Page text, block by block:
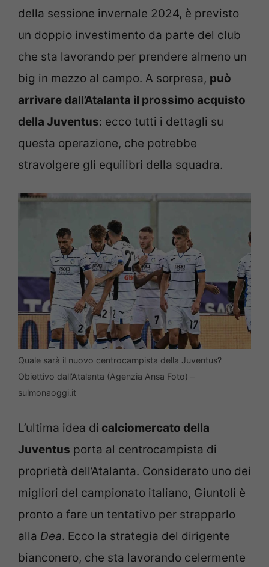
della sessione invernale 2024, è previsto
un doppio investimento da parte del club
che sta lavorando per prendere almeno un
big in mezzo al campo. A sorpresa, può
arrivare dall’Atalanta il prossimo acquisto
della Juventus: ecco tutti i dettagli su
questa operazione, che potrebbe
stravolgere gli equilibri della squadra.
Quale sarà il nuovo centrocampista della Juventus?
Obiettivo dall’Atalanta (Agenzia Ansa Foto) –
sulmonaoggi.it
L’ultima idea di calciomercato della
Juventus porta al centrocampista di
proprietà dell’Atalanta. Considerato uno dei
migliori del campionato italiano, Giuntoli è
pronto a fare un tentativo per strapparlo
alla Dea. Ecco la strategia del dirigente
bianconero, che sta lavorando celermente